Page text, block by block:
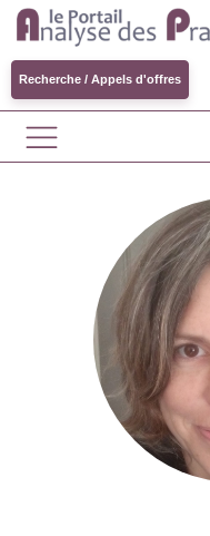
Recherche / Appels d'offres